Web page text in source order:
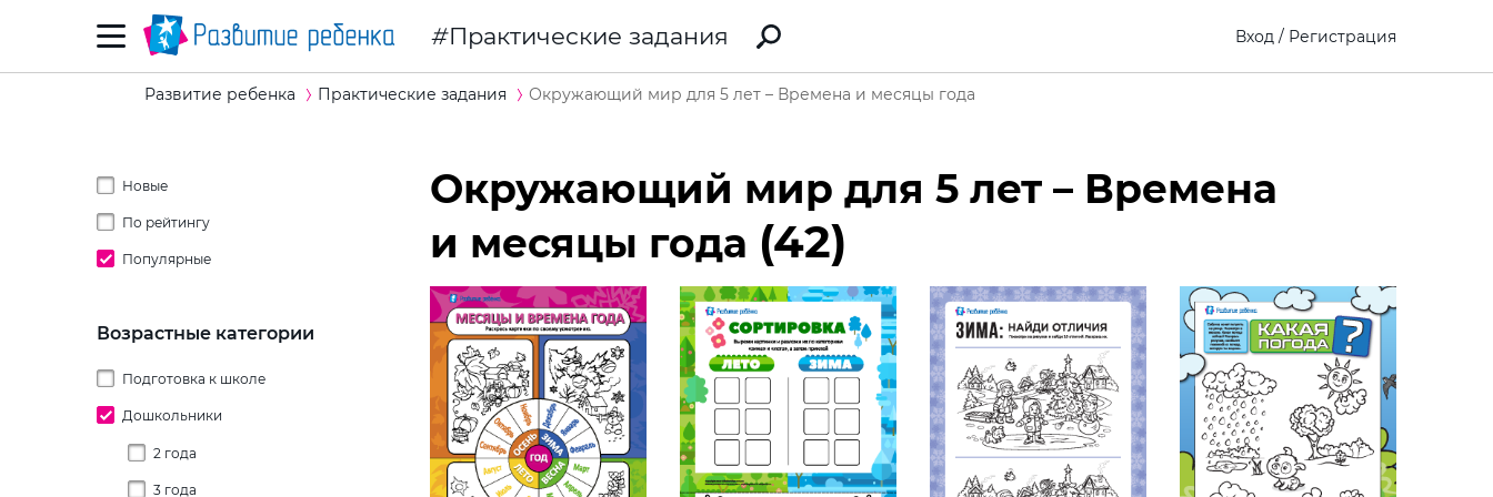
Практические задания Вход / Регистрация
Развитие ребенка Практические задания Окружающий мир для 5 лет – Времена и месяцы года
Новые
По рейтингу
Популярные
Возрастные категории
Подготовка к школе
Дошкольники
2 года
3 года
Окружающий мир для 5 лет – Времена
и месяцы года (42)